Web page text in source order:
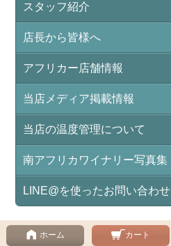
スタッフ紹介
店長から皆様へ
アフリカー店舗情報
当店メディア掲載情報
当店の温度管理について
南アフリカワイナリー写真集
LINE@を使ったお問い合わせ
ホーム カート